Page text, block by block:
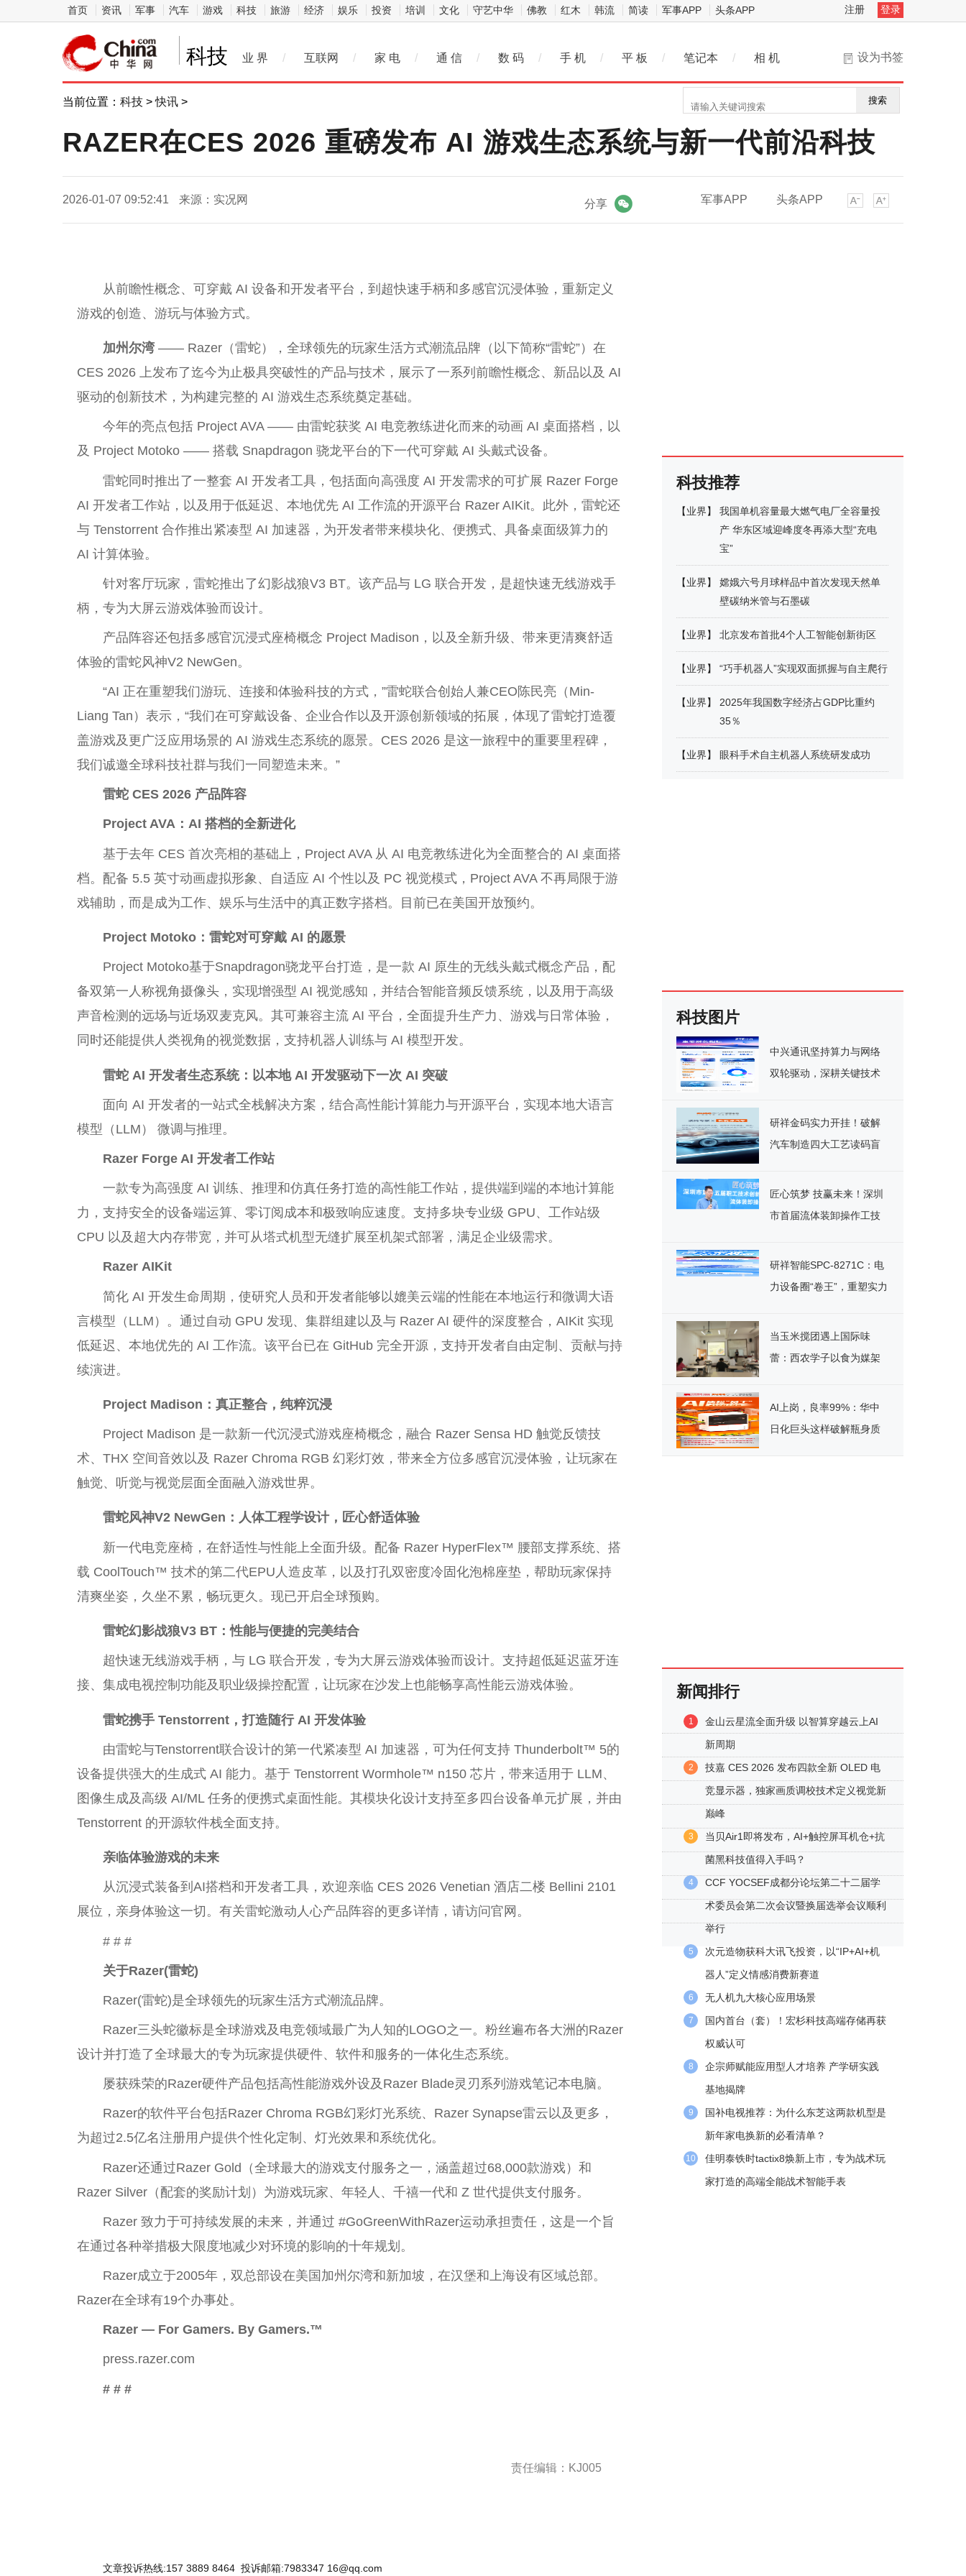
首页 资讯 军事 汽车 游戏 科技 旅游 经济 娱乐 投资 培训 文化 守艺中华 佛教 红木 韩流 简读 军事APP 头条APP 注册 登录
科技 设为书签
业 界 / 互联网 / 家 电 / 通 信 / 数 码 / 手 机 / 平 板 / 笔记本 / 相 机
当前位置： 科技 >快讯 > 搜索
RAZER在CES 2026 重磅发布 AI 游戏生态系统与新一代前沿科技
2026-01-07 09:52:41 来源：实况网 军事APP 头条APP
分享
从前瞻性概念、可穿戴 AI 设备和开发者平台，到超快速手柄和多感官沉浸体验，重新定义
游戏的创造、游玩与体验方式。
加州尔湾 —— Razer（雷蛇），全球领先的玩家生活方式潮流品牌（以下简称“雷蛇”）在
CES 2026 上发布了迄今为止极具突破性的产品与技术，展示了一系列前瞻性概念、新品以及 AI
驱动的创新技术，为构建完整的 AI 游戏生态系统奠定基础。
今年的亮点包括 Project AVA —— 由雷蛇获奖 AI 电竞教练进化而来的动画 AI 桌面搭档，以
及 Project Motoko —— 搭载 Snapdragon 骁龙平台的下一代可穿戴 AI 头戴式设备。
雷蛇同时推出了一整套 AI 开发者工具，包括面向高强度 AI 开发需求的可扩展 Razer Forge
AI 开发者工作站，以及用于低延迟、本地优先 AI 工作流的开源平台 Razer AIKit。此外，雷蛇还
与 Tenstorrent 合作推出紧凑型 AI 加速器，为开发者带来模块化、便携式、具备桌面级算力的
AI 计算体验。
针对客厅玩家，雷蛇推出了幻影战狼V3 BT。该产品与 LG 联合开发，是超快速无线游戏手
柄，专为大屏云游戏体验而设计。
产品阵容还包括多感官沉浸式座椅概念 Project Madison，以及全新升级、带来更清爽舒适
体验的雷蛇风神V2 NewGen。
“AI 正在重塑我们游玩、连接和体验科技的方式，”雷蛇联合创始人兼CEO陈民亮（Min-
Liang Tan）表示，“我们在可穿戴设备、企业合作以及开源创新领域的拓展，体现了雷蛇打造覆
盖游戏及更广泛应用场景的 AI 游戏生态系统的愿景。CES 2026 是这一旅程中的重要里程碑，
我们诚邀全球科技社群与我们一同塑造未来。”
雷蛇 CES 2026 产品阵容
Project AVA：AI 搭档的全新进化
基于去年 CES 首次亮相的基础上，Project AVA 从 AI 电竞教练进化为全面整合的 AI 桌面搭
档。配备 5.5 英寸动画虚拟形象、自适应 AI 个性以及 PC 视觉模式，Project AVA 不再局限于游
戏辅助，而是成为工作、娱乐与生活中的真正数字搭档。目前已在美国开放预约。
Project Motoko： 雷蛇对可穿戴 AI 的愿景
Project Motoko基于Snapdragon骁龙平台打造，是一款 AI 原生的无线头戴式概念产品，配
备双第一人称视角摄像头，实现增强型 AI 视觉感知，并结合智能音频反馈系统，以及用于高级
声音检测的远场与近场双麦克风。其可兼容主流 AI 平台，全面提升生产力、游戏与日常体验，
同时还能提供人类视角的视觉数据，支持机器人训练与 AI 模型开发。
雷蛇 AI 开发者生态系统： 以本地 AI 开发驱动下一次 AI 突破
面向 AI 开发者的一站式全栈解决方案，结合高性能计算能力与开源平台，实现本地大语言
模型（LLM） 微调与推理。
Razer Forge AI 开发者工作站
一款专为高强度 AI 训练、推理和仿真任务打造的高性能工作站，提供端到端的本地计算能
力，支持安全的设备端运算、零订阅成本和极致响应速度。支持多块专业级 GPU、工作站级
CPU 以及超大内存带宽，并可从塔式机型无缝扩展至机架式部署，满足企业级需求。
Razer AIKit
简化 AI 开发生命周期，使研究人员和开发者能够以媲美云端的性能在本地运行和微调大语
言模型（LLM）。通过自动 GPU 发现、集群组建以及与 Razer AI 硬件的深度整合，AIKit 实现
低延迟、本地优先的 AI 工作流。该平台已在 GitHub 完全开源，支持开发者自由定制、贡献与持
续演进。
Project Madison ：真正整合，纯粹沉浸
Project Madison 是一款新一代沉浸式游戏座椅概念，融合 Razer Sensa HD 触觉反馈技
术、THX 空间音效以及 Razer Chroma RGB 幻彩灯效，带来全方位多感官沉浸体验，让玩家在
触觉、听觉与视觉层面全面融入游戏世界。
雷蛇风神V2 NewGen： 人体工程学设计， 匠心舒适体验
新一代电竞座椅，在舒适性与性能上全面升级。配备 Razer HyperFlex™ 腰部支撑系统、搭
载 CoolTouch™ 技术的第二代EPU人造皮革，以及打孔双密度冷固化泡棉座垫，帮助玩家保持
清爽坐姿，久坐不累，畅玩更久。现已开启全球预购。
雷蛇幻影战狼V3 BT：性能与便捷的完美结合
超快速无线游戏手柄，与 LG 联合开发，专为大屏云游戏体验而设计。支持超低延迟蓝牙连
接、集成电视控制功能及职业级操控配置，让玩家在沙发上也能畅享高性能云游戏体验。
雷蛇携手 Tenstorrent ，打造随行 AI 开发体验
由雷蛇与Tenstorrent联合设计的第一代紧凑型 AI 加速器，可为任何支持 Thunderbolt™ 5的
设备提供强大的生成式 AI 能力。基于 Tenstorrent Wormhole™ n150 芯片，带来适用于 LLM、
图像生成及高级 AI/ML 任务的便携式桌面性能。其模块化设计支持至多四台设备单元扩展，并由
Tenstorrent 的开源软件栈全面支持。
亲临体验游戏的未来
从沉浸式装备到AI搭档和开发者工具，欢迎亲临 CES 2026 Venetian 酒店二楼 Bellini 2101
展位，亲身体验这一切。有关雷蛇激动人心产品阵容的更多详情，请访问官网。
# # #
关于Razer(雷蛇)
Razer(雷蛇)是全球领先的玩家生活方式潮流品牌。
Razer三头蛇徽标是全球游戏及电竞领域最广为人知的LOGO之一。粉丝遍布各大洲的Razer
设计并打造了全球最大的专为玩家提供硬件、软件和服务的一体化生态系统。
屡获殊荣的Razer硬件产品包括高性能游戏外设及Razer Blade灵刃系列游戏笔记本电脑。
Razer的软件平台包括Razer Chroma RGB幻彩灯光系统、Razer Synapse雷云以及更多，
为超过2.5亿名注册用户提供个性化定制、灯光效果和系统优化。
Razer还通过Razer Gold（全球最大的游戏支付服务之一，涵盖超过68,000款游戏）和
Razer Silver（配套的奖励计划）为游戏玩家、年轻人、千禧一代和 Z 世代提供支付服务。
Razer 致力于可持续发展的未来，并通过 #GoGreenWithRazer运动承担责任，这是一个旨
在通过各种举措极大限度地减少对环境的影响的十年规划。
Razer成立于2005年，双总部设在美国加州尔湾和新加坡，在汉堡和上海设有区域总部。
Razer在全球有19个办事处。
Razer — For Gamers. By Gamers.™
press.razer.com
# # #
责任编辑：KJ005
文章投诉热线:157 3889 8464 投诉邮箱:7983347 16@qq.com
科技推荐
【业界】
我国单机容量最大燃气电厂全容量投
产 华东区域迎峰度冬再添大型“充电
宝”
【业界】
嫦娥六号月球样品中首次发现天然单
壁碳纳米管与石墨碳
【业界】 北京发布首批4个人工智能创新街区
【业界】 “巧手机器人”实现双面抓握与自主爬行
【业界】
2025年我国数字经济占GDP比重约
35％
【业界】 眼科手术自主机器人系统研发成功
科技图片
中兴通讯坚持算力与网络
双轮驱动，深耕关键技术
研祥金码实力开挂！破解
汽车制造四大工艺读码盲
匠心筑梦 技赢未来！深圳
市首届流体装卸操作工技
研祥智能SPC-8271C：电
力设备圈“卷王”，重塑实力
当玉米搅团遇上国际味
蕾：西农学子以食为媒架
AI上岗，良率99%：华中
日化巨头这样破解瓶身质
新闻排行
1
金山云星流全面升级 以智算穿越云上AI
新周期
2
技嘉 CES 2026 发布四款全新 OLED 电
竞显示器，独家画质调校技术定义视觉新
巅峰
3
当贝Air1即将发布，AI+触控屏耳机仓+抗
菌黑科技值得入手吗？
4
CCF YOCSEF成都分论坛第二十二届学
术委员会第二次会议暨换届选举会议顺利
举行
5
次元造物获科大讯飞投资，以“IP+AI+机
器人”定义情感消费新赛道
6 无人机九大核心应用场景
7
国内首台（套）！宏杉科技高端存储再获
权威认可
8
企宗师赋能应用型人才培养 产学研实践
基地揭牌
9
国补电视推荐：为什么东芝这两款机型是
新年家电换新的必看清单？
10
佳明泰铁时tactix8焕新上市，专为战术玩
家打造的高端全能战术智能手表